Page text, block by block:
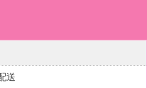
送